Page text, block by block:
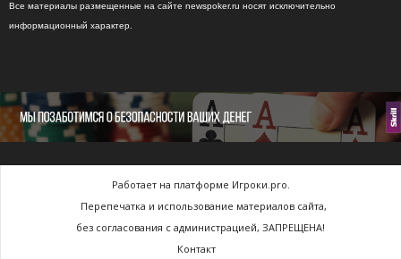
Все материалы размещенные на сайте newspoker.ru носят исключительно
информационный характер.
Работает на платформе Игроки.pro.
Перепечатка и использование материалов сайта,
без согласования с администрацией, ЗАПРЕЩЕНА!
Контакт